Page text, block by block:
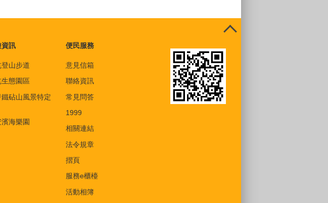
資訊
登山步道
生態園區
鐵砧山風景特定
濱海樂園
便民服務
意見信箱
聯絡資訊
常見問答
1999
相關連結
法令規章
摺頁
服務e櫃檯
活動相簿